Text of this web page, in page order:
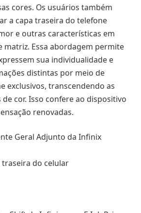
cores. Os usuários também
a capa traseira do telefone
e outras características em
matriz. Essa abordagem permite
sua individualidade e
distintas por meio de
exclusivos, transcendendo as
de cor. Isso confere ao dispositivo
renovadas.
Geral Adjunto da Infinix
traseira do celular